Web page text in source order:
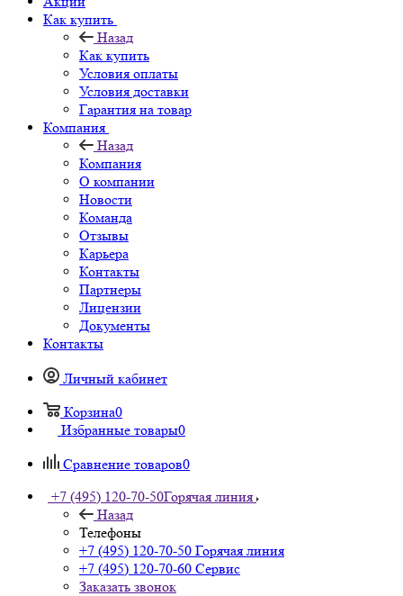
Как купить
Назад
Как купить
Условия оплаты
Условия доставки
Гарантия на товар
Компания
Назад
Компания
О компании
Новости
Команда
Отзывы
Карьера
Контакты
Партнеры
Лицензии
Документы
Контакты
Личный кабинет
Корзина0
Избранные товары0
Сравнение товаров0
+7 (495) 120-70-50Горячая линия
Назад
Телефоны
+7 (495) 120-70-50 Горячая линия
+7 (495) 120-70-60 Сервис
Заказать звонок